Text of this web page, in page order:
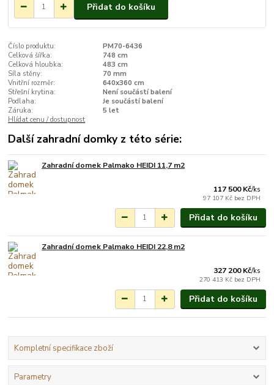
Přidat do košíku
Číslo produktu:
PM70-6436
Celková šířka:
748 cm
Celková hloubka:
483 cm
Síla stěny:
70 mm
Vnitřní rozměr:
640x360 cm
Střešní krytina:
Není součástí balení
Podlaha:
Je součástí balení
Záruka:
5 let
Hlídat cenu / dostupnost
Další zahradní domky z této série:
Zahradní domek Palmako HEIDI 11,7 m2
117 500 Kč/ks
97 107 Kč bez DPH
Přidat do košíku
Zahradní domek Palmako HEIDI 22,8 m2
327 200 Kč/ks
270 413 Kč bez DPH
Přidat do košíku
Kompletní specifikace zboží
Parametry